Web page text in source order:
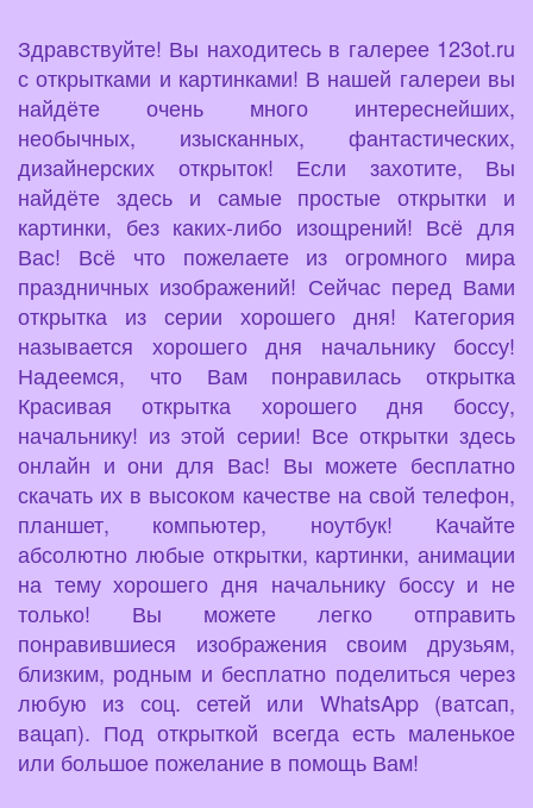
Здравствуйте! Вы находитесь в галерее 123ot.ru
с открытками и картинками! В нашей галереи вы
найдёте очень много интереснейших,
необычных, изысканных, фантастических,
дизайнерских открыток! Если захотите, Вы
найдёте здесь и самые простые открытки и
картинки, без каких-либо изощрений! Всё для
Вас! Всё что пожелаете из огромного мира
праздничных изображений! Сейчас перед Вами
открытка из серии хорошего дня! Категория
называется хорошего дня начальнику боссу!
Надеемся, что Вам понравилась открытка
Красивая открытка хорошего дня боссу,
начальнику! из этой серии! Все открытки здесь
онлайн и они для Вас! Вы можете бесплатно
скачать их в высоком качестве на свой телефон,
планшет, компьютер, ноутбук! Качайте
абсолютно любые открытки, картинки, анимации
на тему хорошего дня начальнику боссу и не
только! Вы можете легко отправить
понравившиеся изображения своим друзьям,
близким, родным и бесплатно поделиться через
любую из соц. сетей или WhatsApp (ватсап,
вацап). Под открыткой всегда есть маленькое
или большое пожелание в помощь Вам!